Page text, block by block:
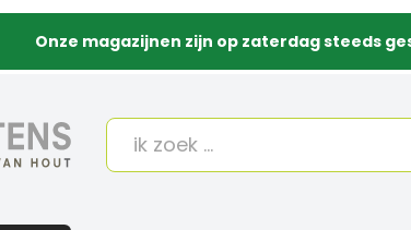
Onze magazijnen zijn op zaterdag steeds